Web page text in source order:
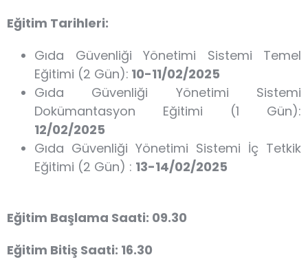
Eğitim Tarihleri:
Gıda Güvenliği Yönetimi Sistemi Temel
Eğitimi (2 Gün): 10-11/02/2025
Gıda Güvenliği Yönetimi Sistemi
Dokümantasyon Eğitimi (1 Gün):
12/02/2025
Gıda Güvenliği Yönetimi Sistemi İç Tetkik
Eğitimi (2 Gün) : 13-14/02/2025
Eğitim Başlama Saati: 09.30
Eğitim Bitiş Saati: 16.30